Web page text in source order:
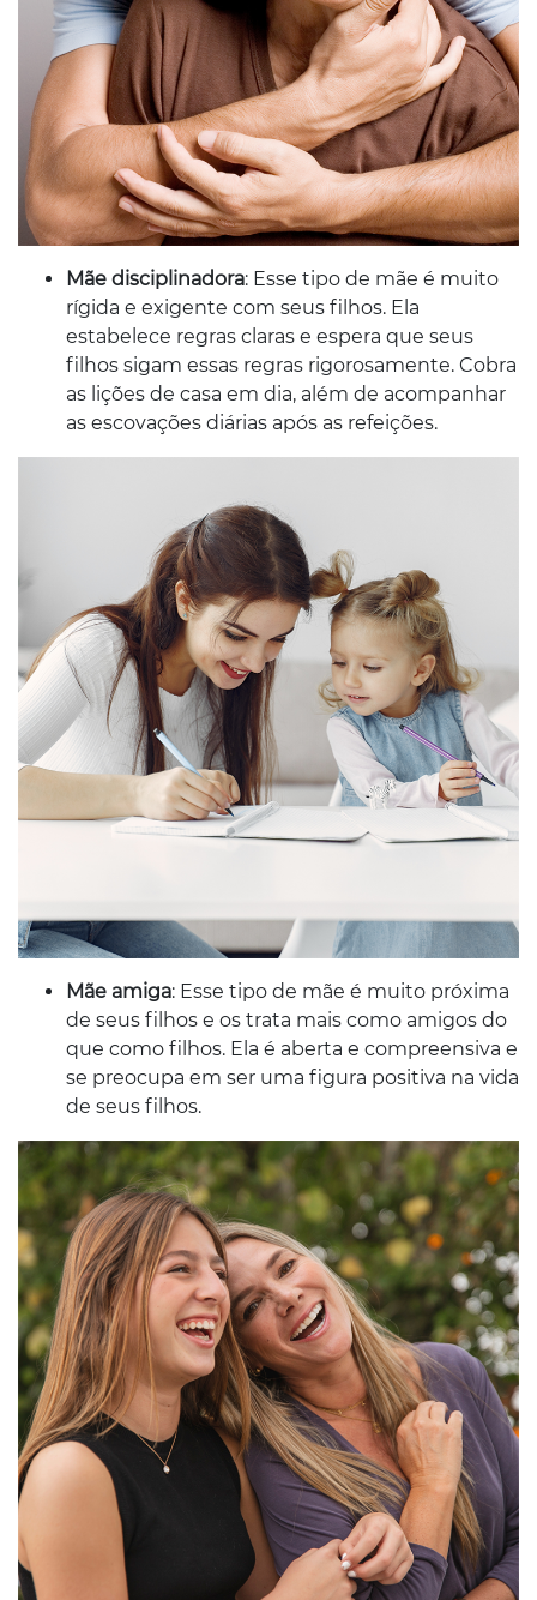
Mãe disciplinadora: Esse tipo de mãe é muito
rígida e exigente com seus filhos. Ela
estabelece regras claras e espera que seus
filhos sigam essas regras rigorosamente. Cobra
as lições de casa em dia, além de acompanhar
as escovações diárias após as refeições.
Mãe amiga: Esse tipo de mãe é muito próxima
de seus filhos e os trata mais como amigos do
que como filhos. Ela é aberta e compreensiva e
se preocupa em ser uma figura positiva na vida
de seus filhos.